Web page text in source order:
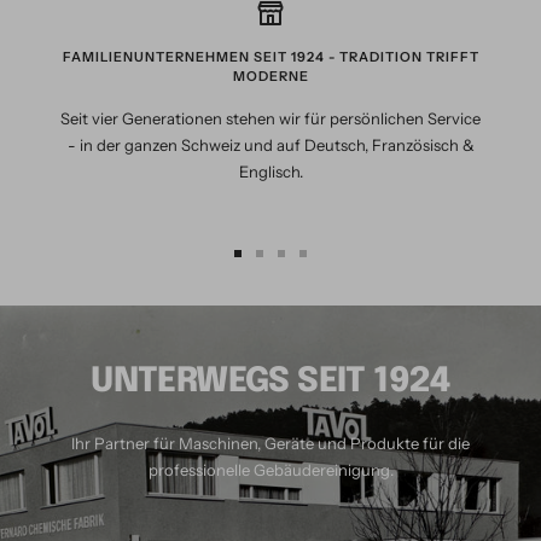
FAMILIENUNTERNEHMEN SEIT 1924 - TRADITION TRIFFT
MODERNE
Seit vier Generationen stehen wir für persönlichen Service
- in der ganzen Schweiz und auf Deutsch, Französisch &
Englisch.
UNTERWEGS SEIT 1924
Ihr Partner für Maschinen, Geräte und Produkte für die
professionelle Gebäudereinigung.